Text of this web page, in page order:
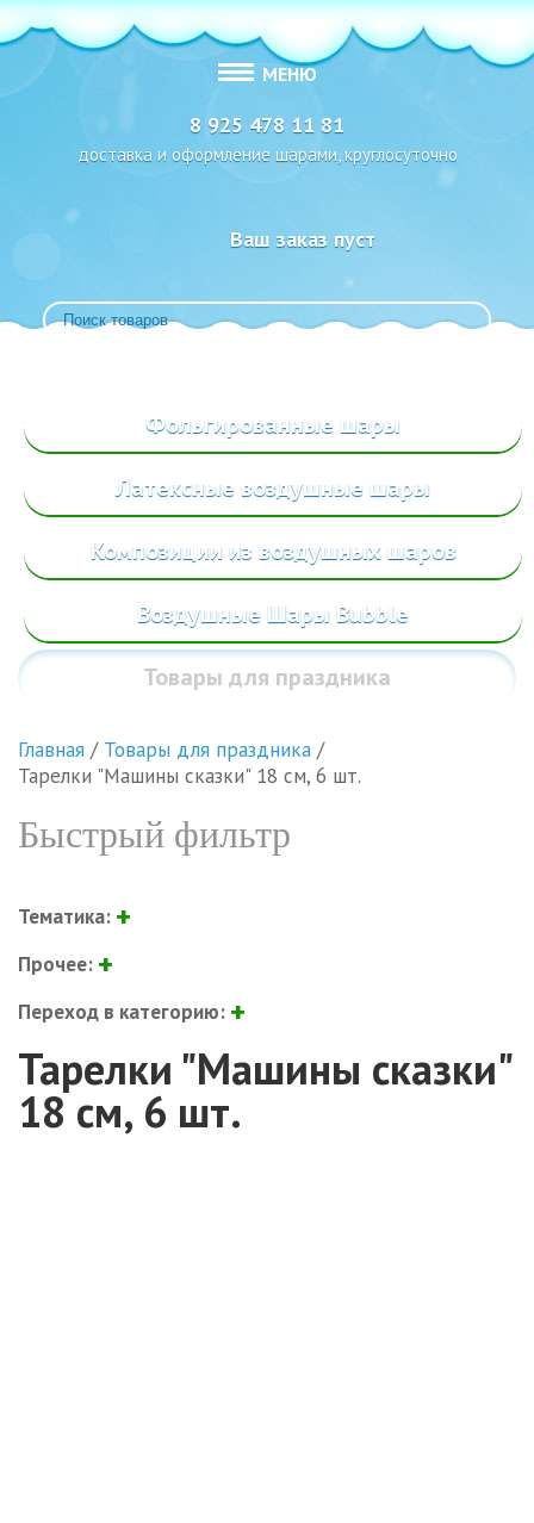
8 925 478 11 81
доставка и оформление шарами, круглосуточно
Ваш заказ пуст
МЕНЮ
Фольгированные шары
Латексные воздушные шары
Композиции из воздушных шаров
Воздушные Шары Bubble
Товары для праздника
Главная / Товары для праздника /
Тарелки "Машины сказки" 18 см, 6 шт.
Быстрый фильтр
Тематика:
Прочее:
Переход в категорию:
Тарелки "Машины сказки"
18 см, 6 шт.